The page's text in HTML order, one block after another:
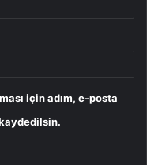
için adım, e-posta